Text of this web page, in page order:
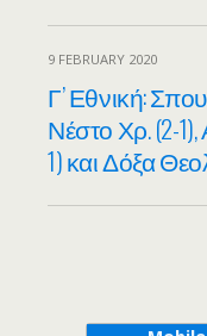
9 FEBRUARY 2020
Γ’ Εθνική:
Νέστο Χρ. (2-
1) και Δόξα